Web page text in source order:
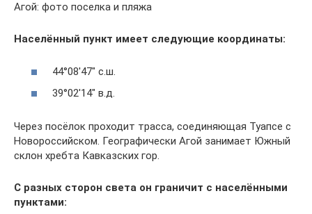
Агой: фото поселка и пляжа
Населённый пункт имеет следующие координаты:
44°08′47″ с.ш.
39°02′14″ в.д.
Через посёлок проходит трасса, соединяющая Туапсе с
Новороссийском. Географически Агой занимает Южный
склон хребта Кавказских гор.
С разных сторон света он граничит с населёнными
пунктами: